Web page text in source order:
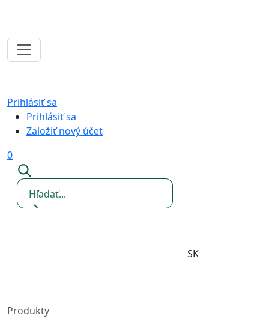
Prihlásiť sa
Prihlásiť sa
Založiť nový účet
0
SK
Produkty